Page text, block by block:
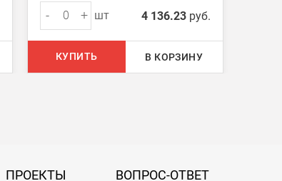
- + шт 4 136.23 руб.
КУПИТЬ В КОРЗИНУ
ПРОЕКТЫ ВОПРОС-ОТВЕТ